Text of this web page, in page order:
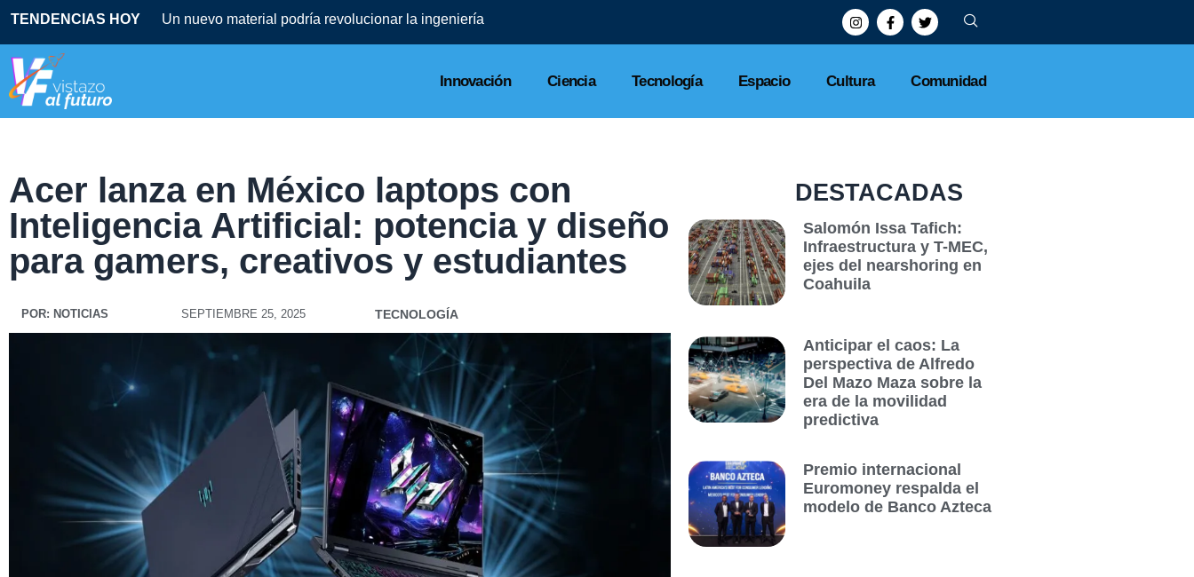
TENDENCIAS HOY Un nuevo material podría revolucionar la ingeniería
Innovación Ciencia Tecnología Espacio Cultura Comunidad
Acer lanza en México laptops con
Inteligencia Artificial: potencia y diseño
para gamers, creativos y estudiantes
POR: NOTICIAS SEPTIEMBRE 25, 2025 TECNOLOGÍA
DESTACADAS
Salomón Issa Tafich:
Infraestructura y T-MEC,
ejes del nearshoring en
Coahuila
Anticipar el caos: La
perspectiva de Alfredo
Del Mazo Maza sobre la
era de la movilidad
predictiva
Premio internacional
Euromoney respalda el
modelo de Banco Azteca